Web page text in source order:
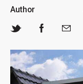
Author